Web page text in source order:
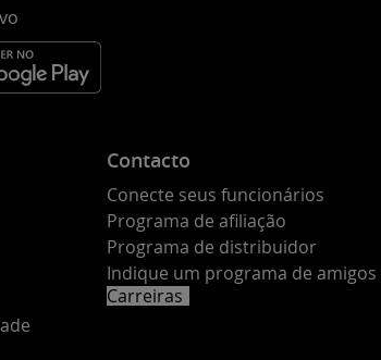
Contacto
Conecte seus funcionários
Programa de afiliação
Programa de distribuidor
Indique um programa de amigos
Carreiras